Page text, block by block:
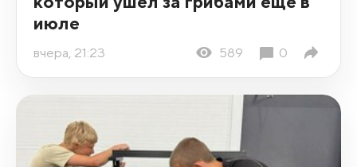
июле
вчера, 21:23 589 0